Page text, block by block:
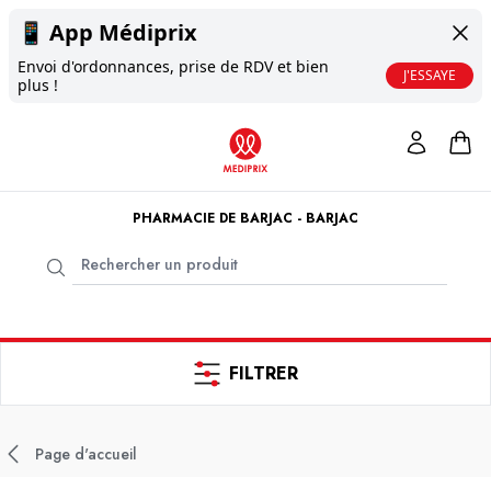
📱 App Médiprix
Envoi d'ordonnances, prise de RDV et bien
plus !
J'ESSAYE
PHARMACIE DE BARJAC - BARJAC
FILTRER
Page d'accueil